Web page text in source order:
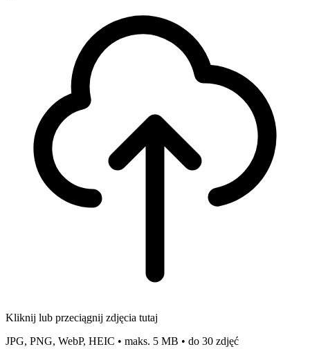
Kliknij lub przeciągnij zdjęcia tutaj
JPG, PNG, WebP, HEIC • maks. 5 MB • do 30 zdjęć